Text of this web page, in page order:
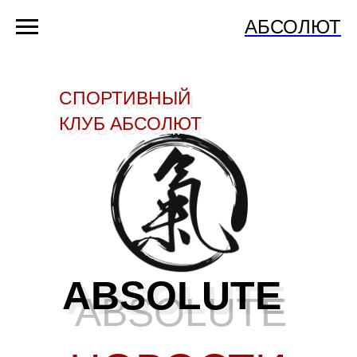
АБСОЛЮТ
ABSOLUTE
ABSOLUTE
ABSOLUTE
СПОРТИВНЫЙ
КЛУБ АБСОЛЮТ
СПОРТИВНЫЙ
КЛУБ АБСОЛЮТ